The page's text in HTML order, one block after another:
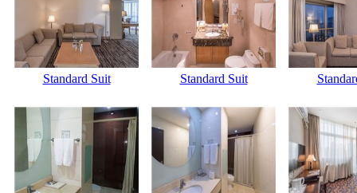
Standard Suit Standard Suit